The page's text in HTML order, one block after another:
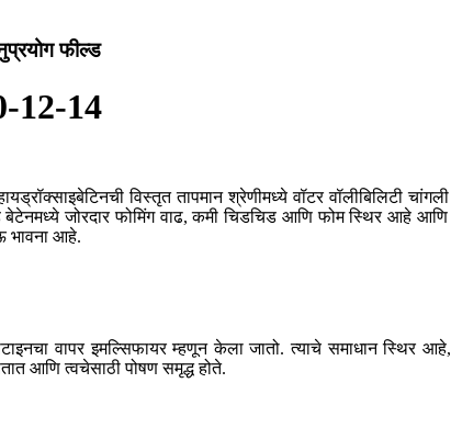
फील्ड
12-14
विस्तृत तापमान श्रेणीमध्ये वॉटर वॉलीबिलिटी
जोरदार फोमिंग वाढ, कमी चिडचिड आणि फोम स्थिर आहे
भावना आहे.
वापर इमल्सिफायर म्हणून केला जातो. त्याचे समाधान स्थिर
आणि त्वचेसाठी पोषण समृद्ध होते.